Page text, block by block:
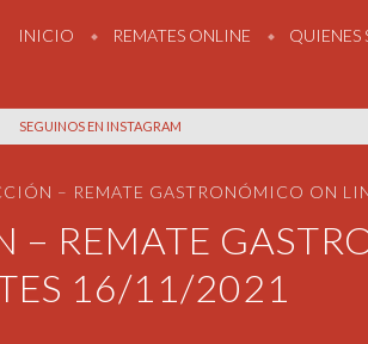
INICIO REMATES ONLINE QUIENES
SEGUINOS EN INSTAGRAM
– REMATE GASTRONÓMICO ON
– REMATE
16/11/2021